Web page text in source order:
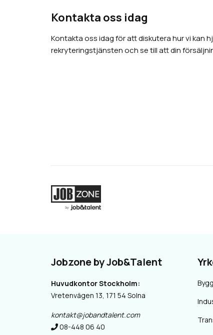
Kontakta oss idag
Kontakta oss idag för att diskutera hur vi kan
rekryteringstjänsten och se till att din
Jobzone by Job&Talent
Huvudkontor Stockholm:
Vretenvägen 13, 171 54 Solna
kontakt@jobandtalent.com
08-448 06 40